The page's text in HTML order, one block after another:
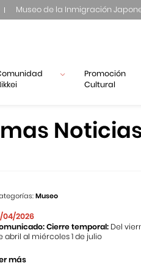
Museo de la Inmigración
Promoción
Cultural
Museo
04/2026
Cierre temporal: Del
abril al miércoles 1 de julio
más